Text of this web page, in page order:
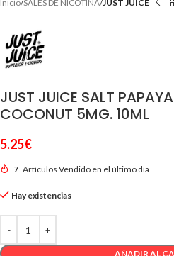
Inicio SALES DE NICOTINA JUST JUICE
JUST JUICE SALT PAPAYA
COCONUT 5MG. 10ML
5.25€
7 Artículos Vendido en el último día
Hay existencias
AÑADIR AL